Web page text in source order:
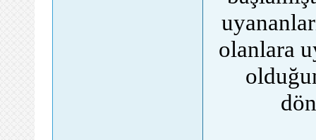
olanlara